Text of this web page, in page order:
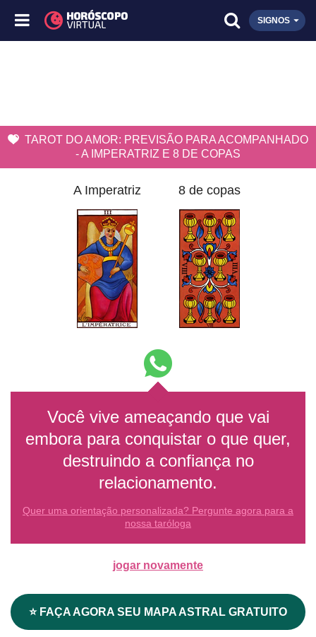
SIGNOS
TAROT DO AMOR: PREVISÃO PARA ACOMPANHADO
- A IMPERATRIZ E 8 DE COPAS
A Imperatriz 8 de copas
Você vive ameaçando que vai
embora para conquistar o que quer,
destruindo a confiança no
relacionamento.
Quer uma orientação personalizada? Pergunte agora para a
nossa taróloga
jogar novamente
⭐ FAÇA AGORA SEU MAPA ASTRAL GRATUITO